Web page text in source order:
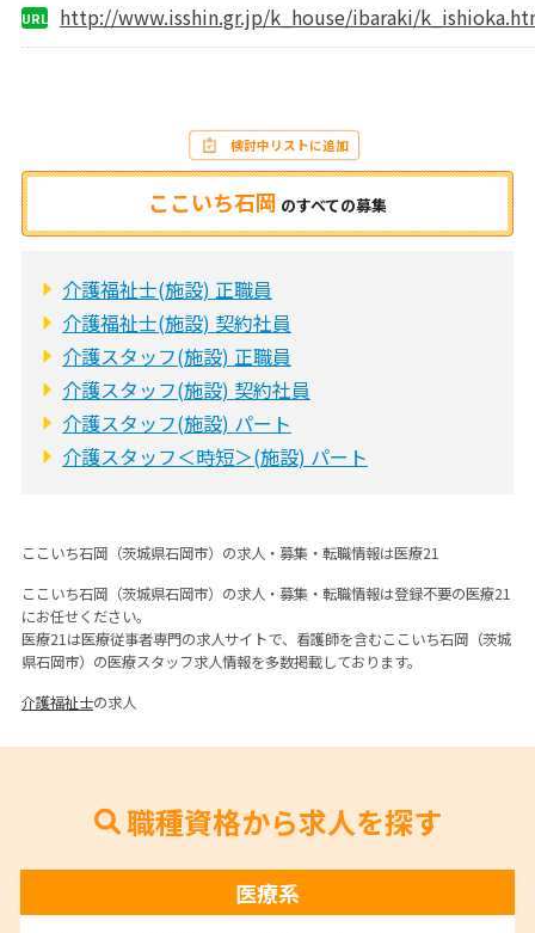
URL http://www.isshin.gr.jp/k_house/ibaraki/
ここいち石岡 のすべての募集
検討中リストに追加
介護福祉士(施設) 正職員
介護福祉士(施設) 契約社員
介護スタッフ(施設) 正職員
介護スタッフ(施設) 契約社員
介護スタッフ(施設) パート
介護スタッフ＜時短＞(施設) パート
ここいち石岡（茨城県石岡市）の求人・募集・転職情報は医療21
ここいち石岡（茨城県石岡市）の求人・募集・転職情報は登録不要の医療21
にお任せください。
医療21は医療従事者専門の求人サイトで、看護師を含むここいち石岡（茨城
県石岡市）の医療スタッフ求人情報を多数掲載しております。
介護福祉士の求人
職種資格から求人を探す
医療系